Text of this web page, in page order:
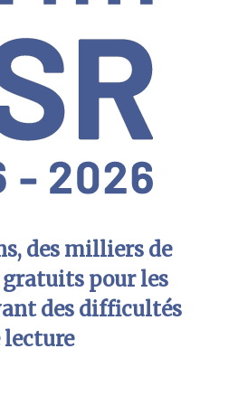
des milliers de
pour les
des difficultés
lecture